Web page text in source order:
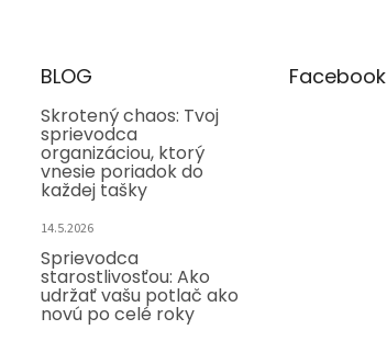
BLOG
Skrotený chaos: Tvoj
sprievodca
organizáciou, ktorý
vnesie poriadok do
každej tašky
14.5.2026
Sprievodca
starostlivosťou: Ako
udržať vašu potlač ako
novú po celé roky
Facebook